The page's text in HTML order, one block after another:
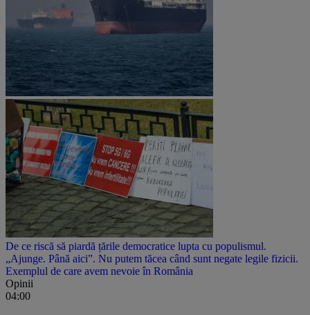
De ce riscă să piardă țările democratice lupta cu populismul.
„Ajunge. Până aici”. Nu putem tăcea când sunt negate legile fizicii.
Exemplul de care avem nevoie în România
Opinii
04:00